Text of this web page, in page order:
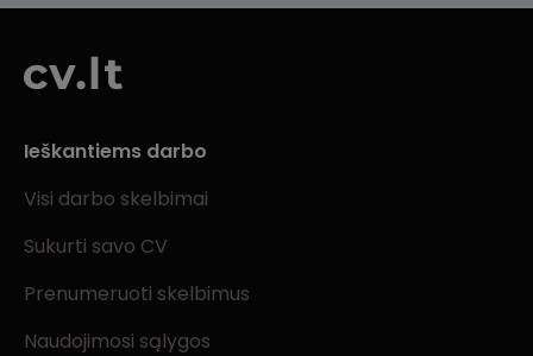
Ieškantiems darbo
Visi darbo skelbimai
Sukurti savo CV
Prenumeruoti skelbimus
Naudojimosi sąlygos